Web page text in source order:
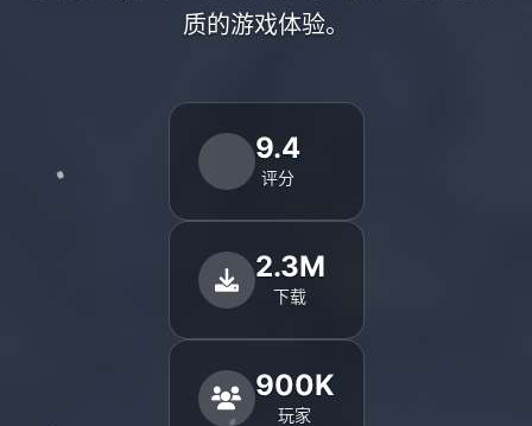
质的游戏体验。
9.4
评分
2.3M
下载
900K
玩家